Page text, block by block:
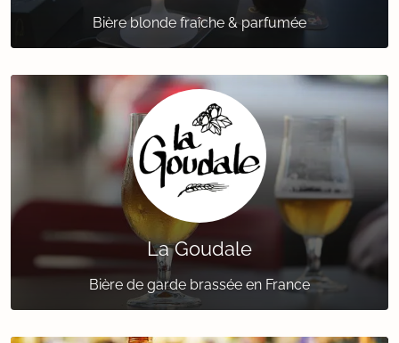
Bière blonde fraîche & parfumée
La Goudale
Bière de garde brassée en France